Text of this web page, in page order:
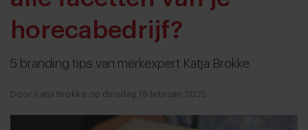
horecabedrijf?
5 branding tips van merkexpert Katja Brokke
Door Katja Brokke op dinsdag 18 februari 2025